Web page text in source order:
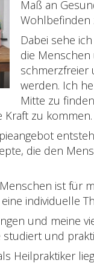
Maß an
Wohlbefinden
Dabei sehe
die
schmerzfreier
werden. Ich
Mitte zu
Kraft zu kommen.
die den
ist für
individuelle
und meine
studiert und
Heilpraktiker